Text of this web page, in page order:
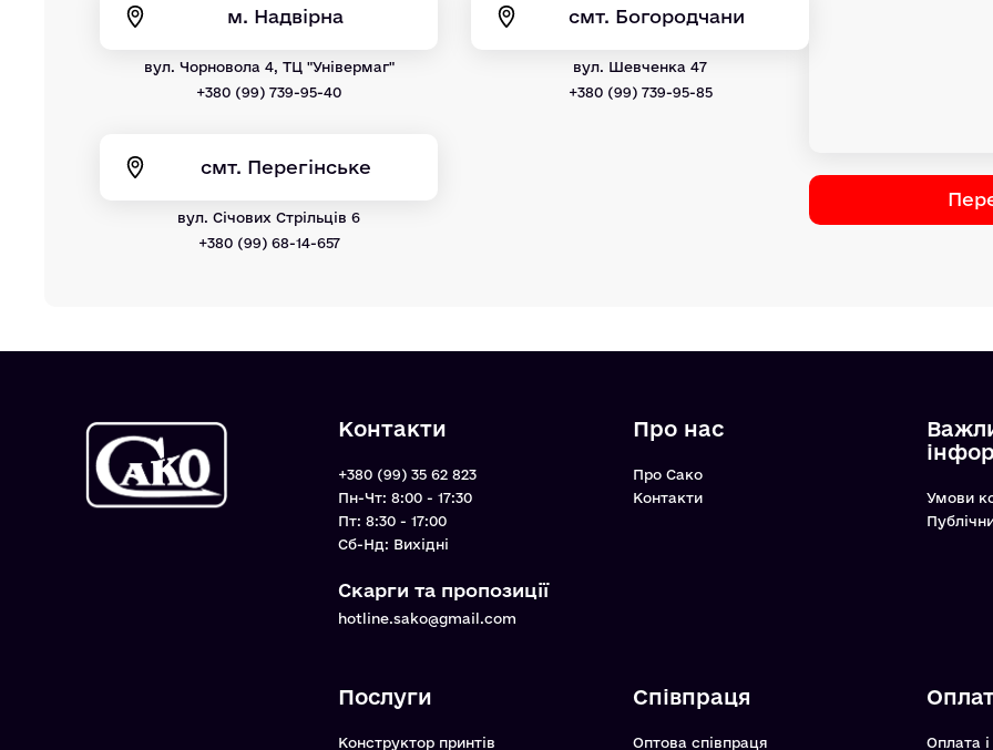
м. Надвірна
вул. Чорновола 4, ТЦ "Універмаг"
+380 (99) 739-95-40
смт. Богородчани
вул. Шевченка 47
+380 (99) 739-95-85
смт. Перегінське
вул. Січових Стрільців 6
+380 (99) 68-14-657
Контакти
+380 (99) 35 62 823
Пн-Чт: 8:00 - 17:30
Пт: 8:30 - 17:00
Cб-Нд: Вихідні
Скарги та пропозиції
hotline.sako@gmail.com
Про нас
Про Сако
Контакти
Умови
Послуги
Конструктор принтів
Співпраця
Оптова співпраця Оплата